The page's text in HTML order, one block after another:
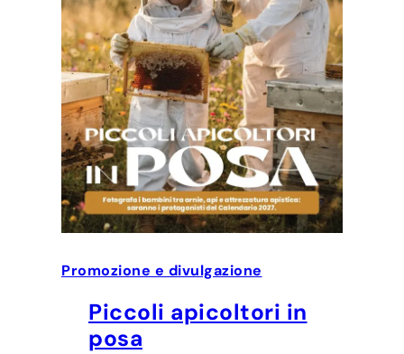
Promozione e divulgazione
Piccoli apicoltori in
posa